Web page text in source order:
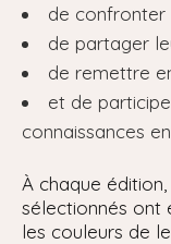
de confronter
de partager
de remettre
et de
connaissances
À chaque
sélectionnés ont
les couleurs de